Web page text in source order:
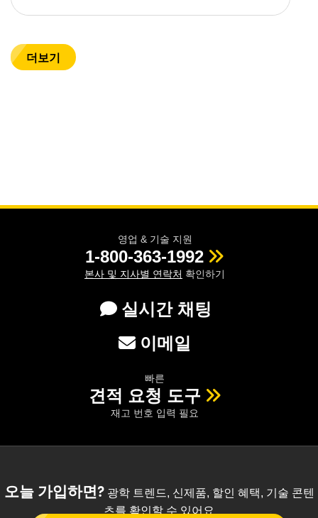
더보기
영업 & 기술 지원
1-800-363-1992
본사 및 지사별 연락처 확인하기
실시간 채팅
이메일
빠른
견적 요청 도구
재고 번호 입력 필요
오늘 가입하면?광학 트렌드, 신제품, 할인 혜택, 기술 콘텐
츠를 확인할 수 있어요